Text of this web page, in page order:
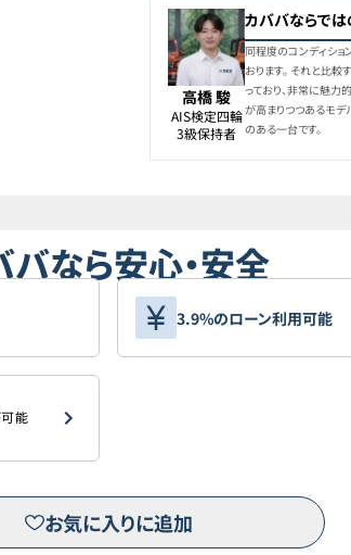
高橋 駿
AIS検定四輪
3級保持者
カババならで
同程度のコンディシ
おります。 それと比
っており、非常に魅力
が高まりつつあるモデ
のある一台です。
バなら安心・安全
3.9%のローン利用可能
能
お気に入りに追加